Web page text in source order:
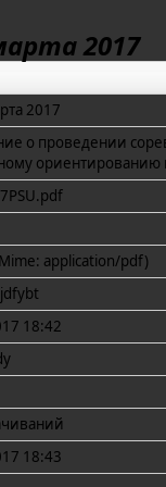
2017
2017
о проведении
ориентированию
application/pdf)
18:42
18:43